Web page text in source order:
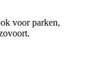
voor parken,